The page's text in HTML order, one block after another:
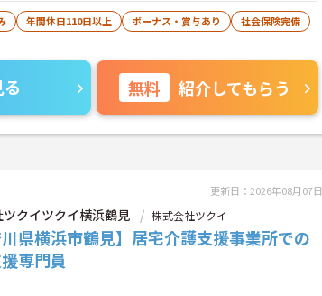
年間休日110日以上 ボーナス・賞与あり
社会保険完備
無料 紹介してもらう
更新日：2026年08月07日
クイツクイ横浜鶴見 株式会社ツクイ
川県横浜市鶴見】居宅介護支援事業所での
専門員